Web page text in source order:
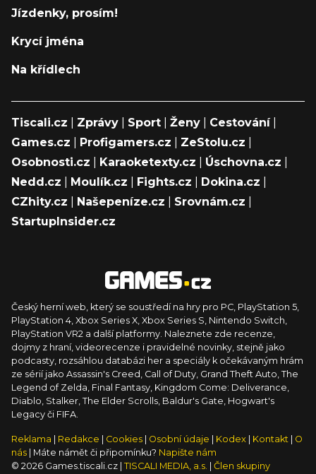
Jízdenky, prosím!
Krycí jména
Na křídlech
Tiscali.cz Zprávy Sport Ženy Cestování|
Games.cz
Profigamers.cz ZeStolu.cz
Osobnosti.cz
Karaoketexty.cz Úschovna.cz
Nedd.cz
Moulík.cz Fights.cz Dokina.cz
CZhity.cz
Našepeníze.cz Srovnám.cz
StartupInsider.cz
Český herní web, který se soustředí na hry pro PC, PlayStation 5,
PlayStation 4, Xbox Series X, Xbox Series S, Nintendo Switch,
PlayStation VR2 a další platformy. Naleznete zde recenze,
dojmy z hraní, videorecenze i pravidelné novinky, stejně jako
podcasty, rozsáhlou databázi her a speciály k očekávaným hrám
ze sérií jako Assassin's Creed, Call of Duty, Grand Theft Auto, The
Legend of Zelda, Final Fantasy, Kingdom Come: Deliverance,
Diablo, Stalker, The Elder Scrolls, Baldur's Gate, Hogwart's
Legacy či FIFA.
Reklama Redakce Cookies Osobní údaje Kodex Kontakt
O
nás
| Máte námět či připomínku? Napište nám
© 2026 Games.tiscali.cz | TISCALI MEDIA, a.s. Člen skupiny